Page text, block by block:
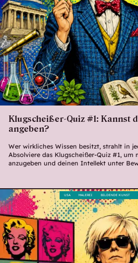
Klugscheißer-Quiz #1: Kannst
angeben?
Wer wirkliches Wissen besitzt, strahlt in
Absolviere das Klugscheißer-Quiz #1, um
anzugeben und deinen Intellekt unter
BILDENDE KUNST
MALEREI
USA